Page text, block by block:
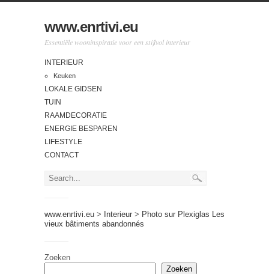
www.enrtivi.eu
Essentiële wooninspiratie voor een stijlvol interieur
INTERIEUR
Keuken
LOKALE GIDSEN
TUIN
RAAMDECORATIE
ENERGIE BESPAREN
LIFESTYLE
CONTACT
www.enrtivi.eu > Interieur > Photo sur Plexiglas Les
vieux bâtiments abandonnés
Zoeken
Zoeken